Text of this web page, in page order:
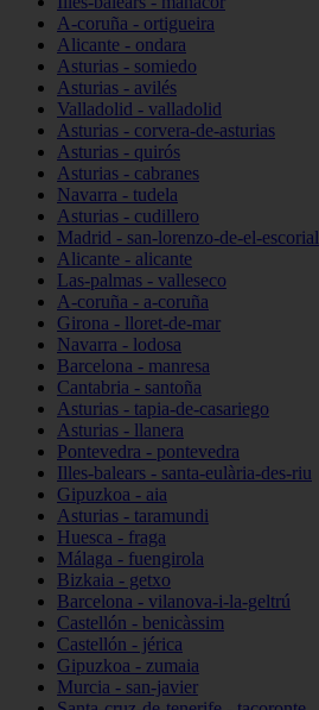
A-coruña - ortigueira
Alicante - ondara
Asturias - somiedo
Asturias - avilés
Valladolid - valladolid
Asturias - corvera-de-asturias
Asturias - quirós
Asturias - cabranes
Navarra - tudela
Asturias - cudillero
Madrid - san-lorenzo-de-el-escorial
Alicante - alicante
Las-palmas - valleseco
A-coruña - a-coruña
Girona - lloret-de-mar
Navarra - lodosa
Barcelona - manresa
Cantabria - santoña
Asturias - tapia-de-casariego
Asturias - llanera
Pontevedra - pontevedra
Illes-balears - santa-eulària-des-riu
Gipuzkoa - aia
Asturias - taramundi
Huesca - fraga
Málaga - fuengirola
Bizkaia - getxo
Barcelona - vilanova-i-la-geltrú
Castellón - benicàssim
Castellón - jérica
Gipuzkoa - zumaia
Murcia - san-javier